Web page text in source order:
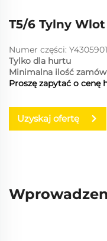
T5/6 Tylny
Numer części:
Tylko dla hurtu
Minimalna ilość
Proszę zapytać o cenę
Uzyskaj ofertę